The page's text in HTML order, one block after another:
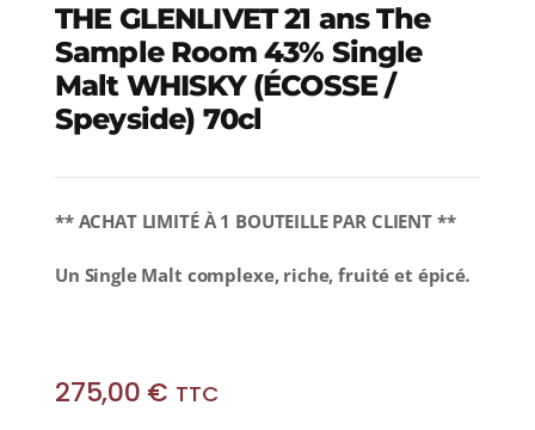
THE GLENLIVET 21 ans The
Sample Room 43% Single
Malt WHISKY (ÉCOSSE /
Speyside) 70cl
** ACHAT LIMITÉ À 1 BOUTEILLE PAR CLIENT **
Un Single Malt complexe, riche, fruité et épicé.
275,00 € TTC